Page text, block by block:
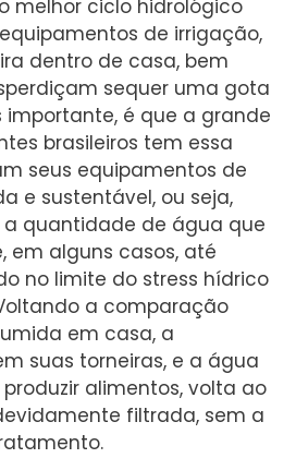
melhor ciclo hidrológico
de irrigação,
dentro de casa, bem
sequer uma gota
importante, é que a grande
brasileiros tem essa
seus equipamentos de
e sustentável, ou seja,
quantidade de água que
em alguns casos, até
no limite do stress hídrico
a comparação
em casa, a
suas torneiras, e a água
alimentos, volta ao
filtrada, sem a